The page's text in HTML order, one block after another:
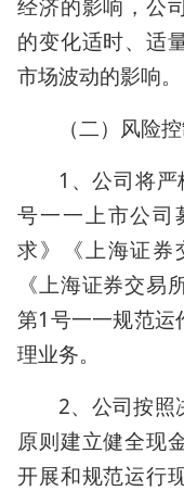
经济的影响，公
的变化适时、适
市场波动的影响。
（二）风险
1、公司将
号一一上市公司
求》《上海证券
《上海证券交易
第1号一一规范运
理业务。
2、公司按照
原则建立健全现
开展和规范运行